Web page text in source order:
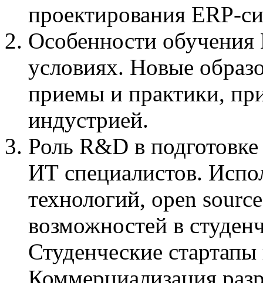
проектирования ERP-
Особенности
условиях. Новые
приемы и практики,
индустрией.
Роль R&D в
ИТ специалистов.
технологий, open
возможностей в
Студенческие